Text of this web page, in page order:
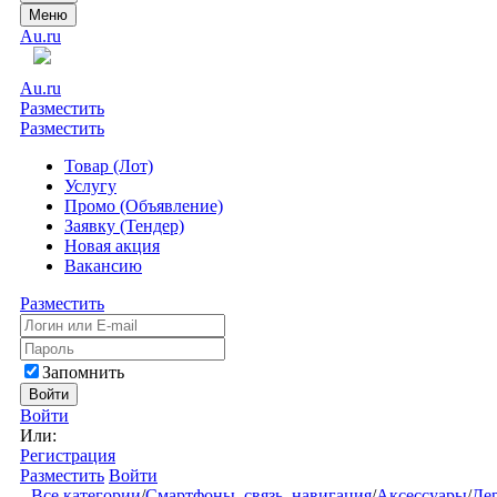
Меню
Au.ru
Au.ru
Разместить
Разместить
Товар (Лот)
Услугу
Промо (Объявление)
Заявку (Тендер)
Новая акция
Вакансию
Разместить
Запомнить
Войти
Войти
Или:
Регистрация
Разместить Войти